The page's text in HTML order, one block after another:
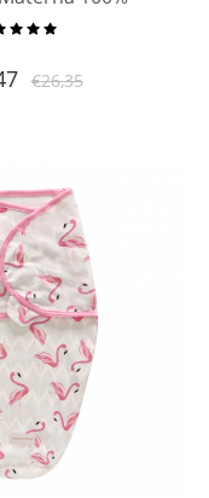
de
U, para Madres
€26,35